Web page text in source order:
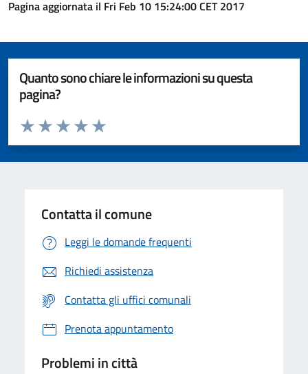
Pagina aggiornata il Fri Feb 10 15:24:00 CET 2017
Quanto sono chiare le informazioni su questa
pagina?
Valuta da 1 a 5 stelle la pagina
Valuta 5 stelle su 5
Valuta 4 stelle su 5
Valuta 3 stelle su 5
Valuta 2 stelle su 5
Valuta 1 stelle su 5
Contatta il comune
Leggi le domande frequenti
Richiedi assistenza
Contatta gli uffici comunali
Prenota appuntamento
Problemi in città